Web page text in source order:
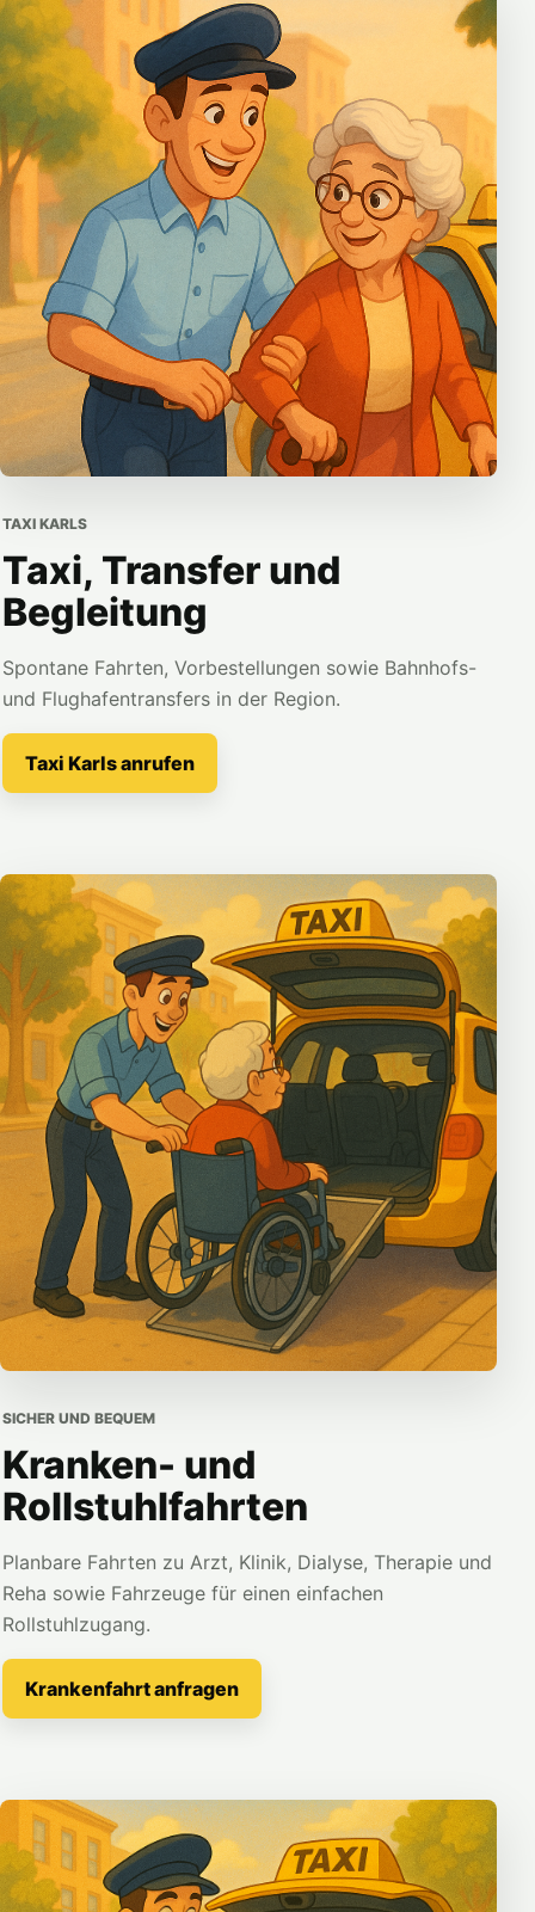
TAXI KARLS
Taxi, Transfer und
Begleitung
Spontane Fahrten, Vorbestellungen sowie Bahnhofs-
und Flughafentransfers in der Region.
Taxi Karls anrufen
SICHER UND BEQUEM
Kranken- und
Rollstuhlfahrten
Planbare Fahrten zu Arzt, Klinik, Dialyse, Therapie und
Reha sowie Fahrzeuge für einen einfachen
Rollstuhlzugang.
Krankenfahrt anfragen